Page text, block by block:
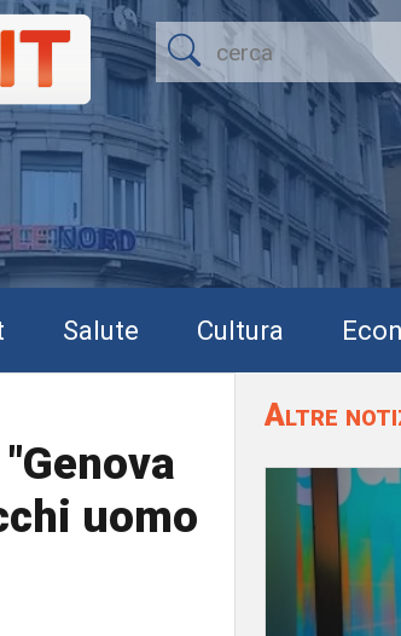
Salute Cultura
uomo
Altre